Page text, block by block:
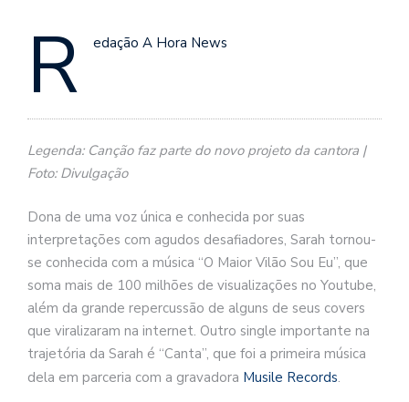
R edação A Hora News
Legenda: Canção faz parte do novo projeto da cantora |
Foto: Divulgação
Dona de uma voz única e conhecida por suas
interpretações com agudos desafiadores, Sarah tornou-
se conhecida com a música “O Maior Vilão Sou Eu”, que
soma mais de 100 milhões de visualizações no Youtube,
além da grande repercussão de alguns de seus covers
que viralizaram na internet. Outro single importante na
trajetória da Sarah é “Canta”, que foi a primeira música
dela em parceria com a gravadora Musile Records.